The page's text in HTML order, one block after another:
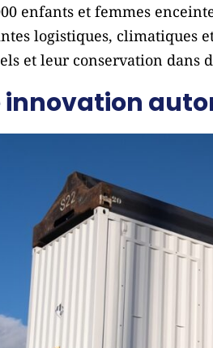
enfants et femmes
logistiques, climatiques
et leur conservation dans
innovation